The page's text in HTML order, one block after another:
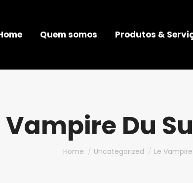
Quem somos Produtos &
Vampire Du
You are here:
Home Uncategorized Le